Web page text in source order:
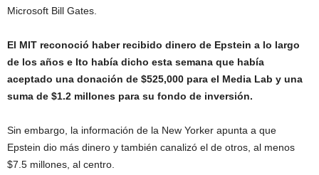
Microsoft Bill Gates.
El MIT reconoció haber recibido dinero de Epstein a lo largo
de los años e Ito había dicho esta semana que había
aceptado una donación de $525,000 para el Media Lab y una
suma de $1.2 millones para su fondo de inversión.
Sin embargo, la información de la New Yorker apunta a que
Epstein dio más dinero y también canalizó el de otros, al menos
$7.5 millones, al centro.